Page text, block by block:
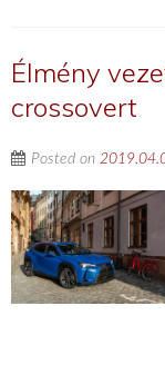
Élmény
crossovert
Posted on